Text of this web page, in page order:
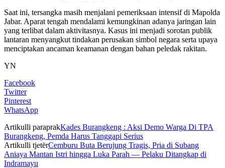
Saat ini, tersangka masih menjalani pemeriksaan intensif di Mapolda
Jabar. Aparat tengah mendalami kemungkinan adanya jaringan lain
yang terlibat dalam aktivitasnya. Kasus ini menjadi sorotan publik
lantaran menyangkut tindakan perusakan simbol negara serta upaya
menciptakan ancaman keamanan dengan bahan peledak rakitan.
YN
Facebook
Twitter
Pinterest
WhatsApp
Artikulli paraprakKades Burangkeng : Aksi Demo Warga Di TPA
Burangkeng, Pemda Harus Tanggapi Serius
Artikulli tjetërCemburu Buta Berujung Tragis, Pria di Subang
Aniaya Mantan Istri hingga Luka Parah — Pelaku Ditangkap di
Indramayu